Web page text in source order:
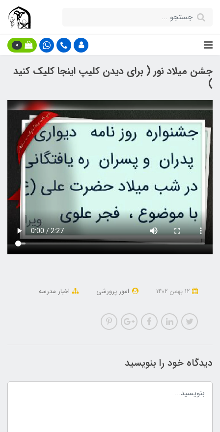
0
جشن میلاد نور ( برای دیدن کلیپ اینجا کلیک کنید
)
امور پرورشی اخبار مدرسه
دیدگاه خود را بنویسید